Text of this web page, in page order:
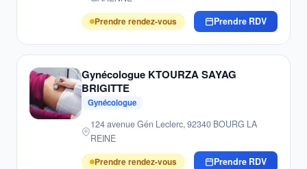
Prendre rendez-vous
Prendre RDV
Gynécologue KTOURZA SAYAG
BRIGITTE
Gynécologue
124 avenue Gén Leclerc, 92340 BOURG LA
REINE
Prendre rendez-vous
Prendre RDV